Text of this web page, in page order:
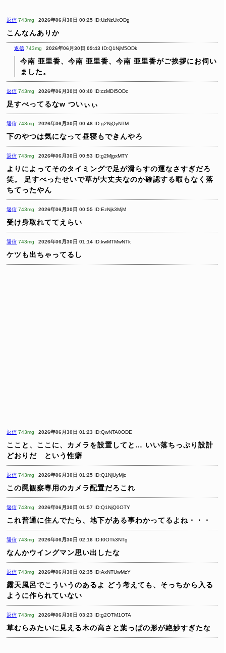
返信 743mg 2026年06月30日 00:25 ID:UzNzUxODg
こんなんありか
返信 743mg 2026年06月30日 09:43 ID:Q1NjM5ODk
今南 亜里香、今南 亜里香、今南 亜里香がご挨拶にお伺い
ました。
返信 743mg 2026年06月30日 00:40 ID:czMDI5ODc
足すべってるなw ついぃぃ
返信 743mg 2026年06月30日 00:48 ID:g2NjQyNTM
下のやつは気になって昼寝もできんやろ
返信 743mg 2026年06月30日 00:53 ID:g2MjgxMTY
よりによってそのタイミングで足が滑らすの運なさすぎだろ
笑。
足すべったせいで草が大丈夫なのか確認する暇もなく落
ちてったやん
返信 743mg 2026年06月30日 00:55 ID:EzNjk3MjM
受け身取れててえらい
返信 743mg 2026年06月30日 01:14 ID:kwMTMwNTk
ケツも出ちゃってるし
返信 743mg 2026年06月30日 01:23 ID:QwNTA0ODE
ここと、ここに、カメラを設置してと… いい落ちっぷり設計
どおりだ という性癖
返信 743mg 2026年06月30日 01:25 ID:Q1NjUyMjc
この罠観察専用のカメラ配置だろこれ
返信 743mg 2026年06月30日 01:57 ID:Q1NjQ0OTY
これ普通に住んでたら、地下がある事わかってるよね・・・
返信 743mg 2026年06月30日 02:16 ID:I0OTk3NTg
なんかウイングマン思い出したな
返信 743mg 2026年06月30日 02:35 ID:AxNTUwMzY
露天風呂でこういうのあるよ
どう考えても、そっちから入る
ように作られていない
返信 743mg 2026年06月30日 03:23 ID:g2OTM1OTA
草むらみたいに見える木の高さと葉っぱの形が絶妙すぎたな